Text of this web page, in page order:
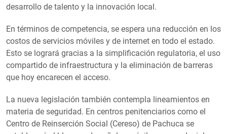
desarrollo de talento y la innovación local.
En términos de competencia, se espera una reducción en los
costos de servicios móviles y de internet en todo el estado.
Esto se logrará gracias a la simplificación regulatoria, el uso
compartido de infraestructura y la eliminación de barreras
que hoy encarecen el acceso.
La nueva legislación también contempla lineamientos en
materia de seguridad. En centros penitenciarios como el
Centro de Reinserción Social (Cereso) de Pachuca se